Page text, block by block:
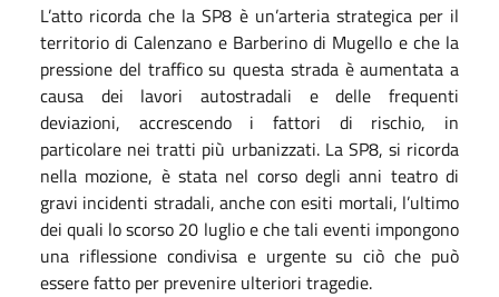
L’atto ricorda che la SP8 è un’arteria strategica per il
territorio di Calenzano e Barberino di Mugello e che la
pressione del traffico su questa strada è aumentata a
causa dei lavori autostradali e delle frequenti
deviazioni, accrescendo i fattori di rischio, in
particolare nei tratti più urbanizzati. La SP8, si ricorda
nella mozione, è stata nel corso degli anni teatro di
gravi incidenti stradali, anche con esiti mortali, l’ultimo
dei quali lo scorso 20 luglioe che tali eventi impongono
una riflessione condivisa e urgente su ciò che può
essere fatto per prevenire ulteriori tragedie.